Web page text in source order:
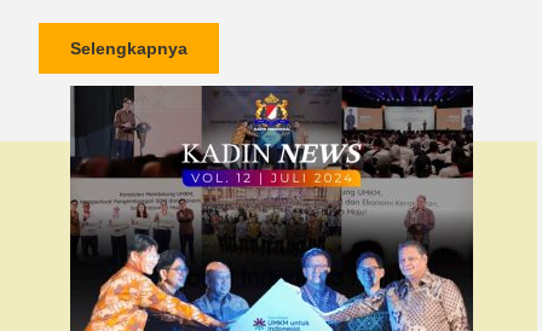
Selengkapnya